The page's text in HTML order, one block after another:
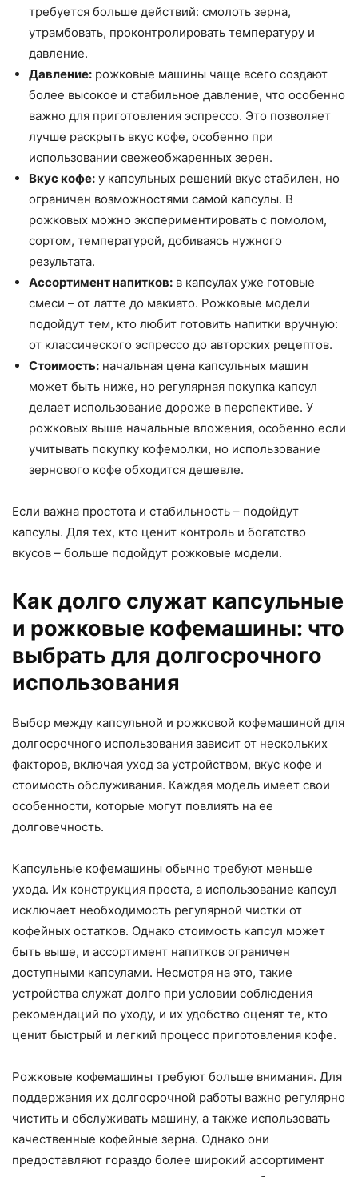
требуется больше действий: смолоть зерна,
утрамбовать, проконтролировать температуру и
давление.
Давление: рожковые машины чаще всего создают
более высокое и стабильное давление, что особенно
важно для приготовления эспрессо. Это позволяет
лучше раскрыть вкус кофе, особенно при
использовании свежеобжаренных зерен.
Вкус кофе: у капсульных решений вкус стабилен, но
ограничен возможностями самой капсулы. В
рожковых можно экспериментировать с помолом,
сортом, температурой, добиваясь нужного
результата.
Ассортимент напитков: в капсулах уже готовые
смеси – от латте до макиато. Рожковые модели
подойдут тем, кто любит готовить напитки вручную:
от классического эспрессо до авторских рецептов.
Стоимость: начальная цена капсульных машин
может быть ниже, но регулярная покупка капсул
делает использование дороже в перспективе. У
рожковых выше начальные вложения, особенно если
учитывать покупку кофемолки, но использование
зернового кофе обходится дешевле.
Если важна простота и стабильность – подойдут
капсулы. Для тех, кто ценит контроль и богатство
вкусов – больше подойдут рожковые модели.
Как долго служат капсульные
и рожковые кофемашины: что
выбрать для долгосрочного
использования
Выбор между капсульной и рожковой кофемашиной для
долгосрочного использования зависит от нескольких
факторов, включая уход за устройством, вкус кофе и
стоимость обслуживания. Каждая модель имеет свои
особенности, которые могут повлиять на ее
долговечность.
Капсульные кофемашины обычно требуют меньше
ухода. Их конструкция проста, а использование капсул
исключает необходимость регулярной чистки от
кофейных остатков. Однако стоимость капсул может
быть выше, и ассортимент напитков ограничен
доступными капсулами. Несмотря на это, такие
устройства служат долго при условии соблюдения
рекомендаций по уходу, и их удобство оценят те, кто
ценит быстрый и легкий процесс приготовления кофе.
Рожковые кофемашины требуют больше внимания. Для
поддержания их долгосрочной работы важно регулярно
чистить и обслуживать машину, а также использовать
качественные кофейные зерна. Однако они
предоставляют гораздо более широкий ассортимент